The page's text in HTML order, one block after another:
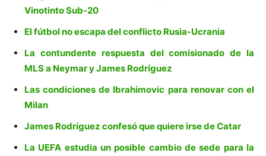
Vinotinto Sub-20
El fútbol no escapa del conflicto Rusia-Ucrania
La contundente respuesta del comisionado de la
MLS a Neymar y James Rodríguez
Las condiciones de Ibrahimovic para renovar con el
Milan
James Rodríguez confesó que quiere irse de Catar
La UEFA estudia un posible cambio de sede para la